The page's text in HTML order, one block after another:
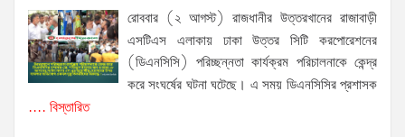
রোববার (২ আগস্ট) রাজধানীর উত্তরখানের রাজাবাড়ী
এসটিএস এলাকায় ঢাকা উত্তর সিটি করপোরেশনের
(ডিএনসিসি) পরিচ্ছন্নতা কার্যক্রম পরিচালনাকে কেন্দ্র
করে সংঘর্ষের ঘটনা ঘটেছে। এ সময় ডিএনসিসির প্রশাসক
.... বিস্তারিত